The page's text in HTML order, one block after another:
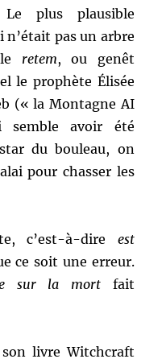
plus plausible
n’était pas un arbre
retem, ou genêt
le prophète Élisée
(« la Montagne AI
avoir été
du bouleau, on
pour chasser les
c’est-à-dire est
ce soit une erreur.
sur la mort fait
livre Witchcraft